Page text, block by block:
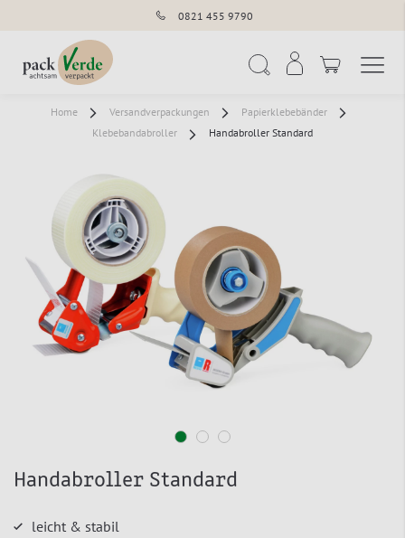
0821 455 9790
Home Versandverpackungen
Papierklebebänder
Klebebandabroller
Handabroller Standard
Handabroller Standard
leicht & stabil